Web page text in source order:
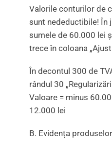
Valorile conturilor de
sunt nedeductibile! În
sumele de 60.000 lei
trece în coloana
În decontul 300 de
rândul 30
Valoare = minus
12.000 lei
B. Evidența